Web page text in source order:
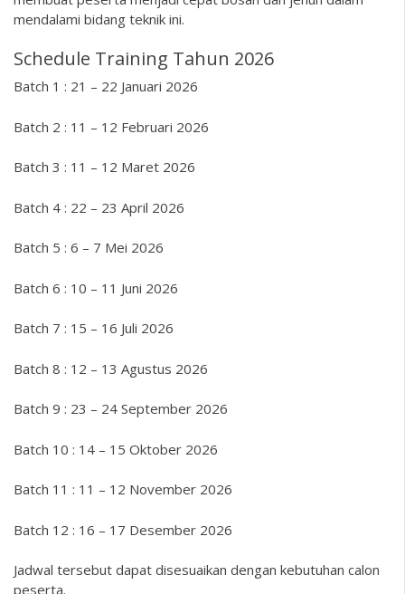
mendalami bidang teknik ini.
Schedule Training Tahun 2026
Batch 1 : 21 – 22 Januari 2026
Batch 2 : 11 – 12 Februari 2026
Batch 3 : 11 – 12 Maret 2026
Batch 4 : 22 – 23 April 2026
Batch 5 : 6 – 7 Mei 2026
Batch 6 : 10 – 11 Juni 2026
Batch 7 : 15 – 16 Juli 2026
Batch 8 : 12 – 13 Agustus 2026
Batch 9 : 23 – 24 September 2026
Batch 10 : 14 – 15 Oktober 2026
Batch 11 : 11 – 12 November 2026
Batch 12 : 16 – 17 Desember 2026
Jadwal tersebut dapat disesuaikan dengan kebutuhan calon
peserta.